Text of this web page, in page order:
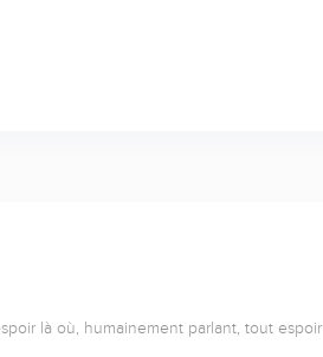
là où, humainement parlant, tout espoir